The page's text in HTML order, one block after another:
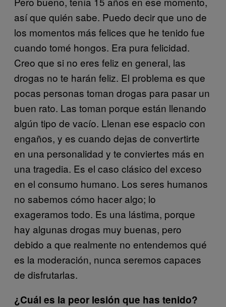
así que quién sabe. Puedo decir que uno de
los momentos más felices que he tenido fue
cuando tomé hongos. Era pura felicidad.
Creo que si no eres feliz en general, las
drogas no te harán feliz. El problema es que
pocas personas toman drogas para pasar un
buen rato. Las toman porque están llenando
algún tipo de vacío. Llenan ese espacio con
engaños, y es cuando dejas de convertirte
en una personalidad y te conviertes más en
una tragedia. Es el caso clásico del exceso
en el consumo humano. Los seres humanos
no sabemos cómo hacer algo; lo
exageramos todo. Es una lástima, porque
hay algunas drogas muy buenas, pero
debido a que realmente no entendemos qué
es la moderación, nunca seremos capaces
de disfrutarlas.
¿Cuál es la peor lesión que has tenido?